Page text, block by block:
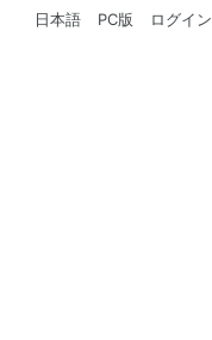
日本語 PC版 ログイン